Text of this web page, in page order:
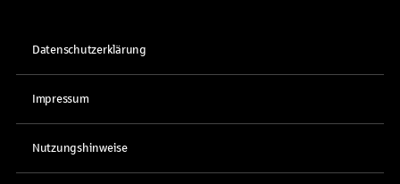
Datenschutzerklärung
Impressum
Nutzungshinweise